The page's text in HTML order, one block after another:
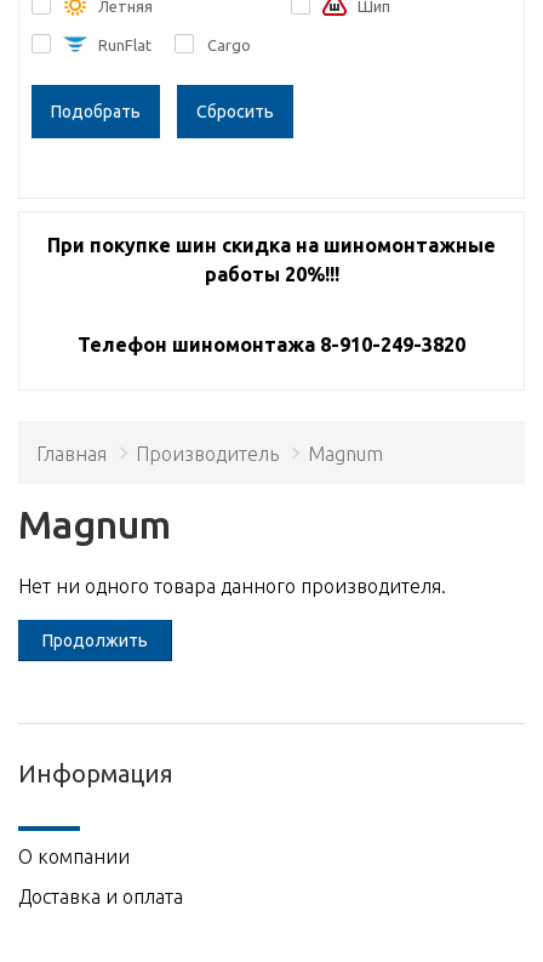
Летняя
RunFlat Cargo
Шип
Сбросить
При покупке шин скидка на шиномонтажные
работы 20%!!!
Телефон шиномонтажа 8-910-249-3820
Главная Производитель Magnum
Magnum
Нет ни одного товара данного производителя.
Продолжить
Информация
О компании
Доставка и оплата